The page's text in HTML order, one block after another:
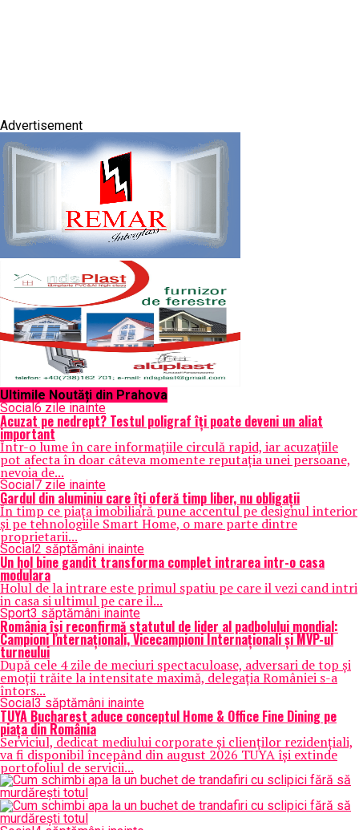
Advertisement
Ultimile Noutăți din Prahova
Social6 zile inainte
Acuzat pe nedrept? Testul poligraf îţi poate deveni un aliat
important
Într-o lume în care informațiile circulă rapid, iar acuzațiile
pot afecta în doar câteva momente reputația unei persoane,
nevoia de...
Social7 zile inainte
Gardul din aluminiu care îți oferă timp liber, nu obligații
În timp ce piața imobiliară pune accentul pe designul interior
și pe tehnologiile Smart Home, o mare parte dintre
proprietarii...
Social2 săptămâni inainte
Un hol bine gandit transforma complet intrarea intr-o casa
modulara
Holul de la intrare este primul spatiu pe care il vezi cand intri
in casa si ultimul pe care il...
Sport3 săptămâni inainte
România își reconfirmă statutul de lider al padbolului mondial:
Campioni Internaționali, Vicecampioni Internaționali și MVP-ul
turneului
După cele 4 zile de meciuri spectaculoase, adversari de top și
emoții trăite la intensitate maximă, delegația României s-a
întors...
Social3 săptămâni inainte
TUYA Bucharest aduce conceptul Home & Office Fine Dining pe
piața din România
Serviciul, dedicat mediului corporate și clienților rezidențiali,
va fi disponibil începând din august 2026 TUYA își extinde
portofoliul de servicii...